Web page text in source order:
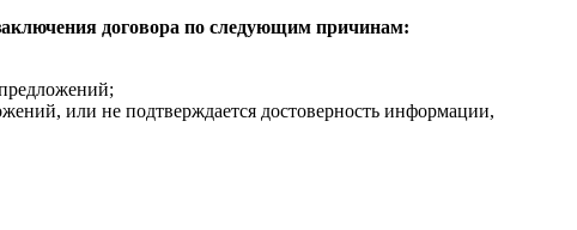
договора по следующим причинам:
или не подтверждается достоверность информации,